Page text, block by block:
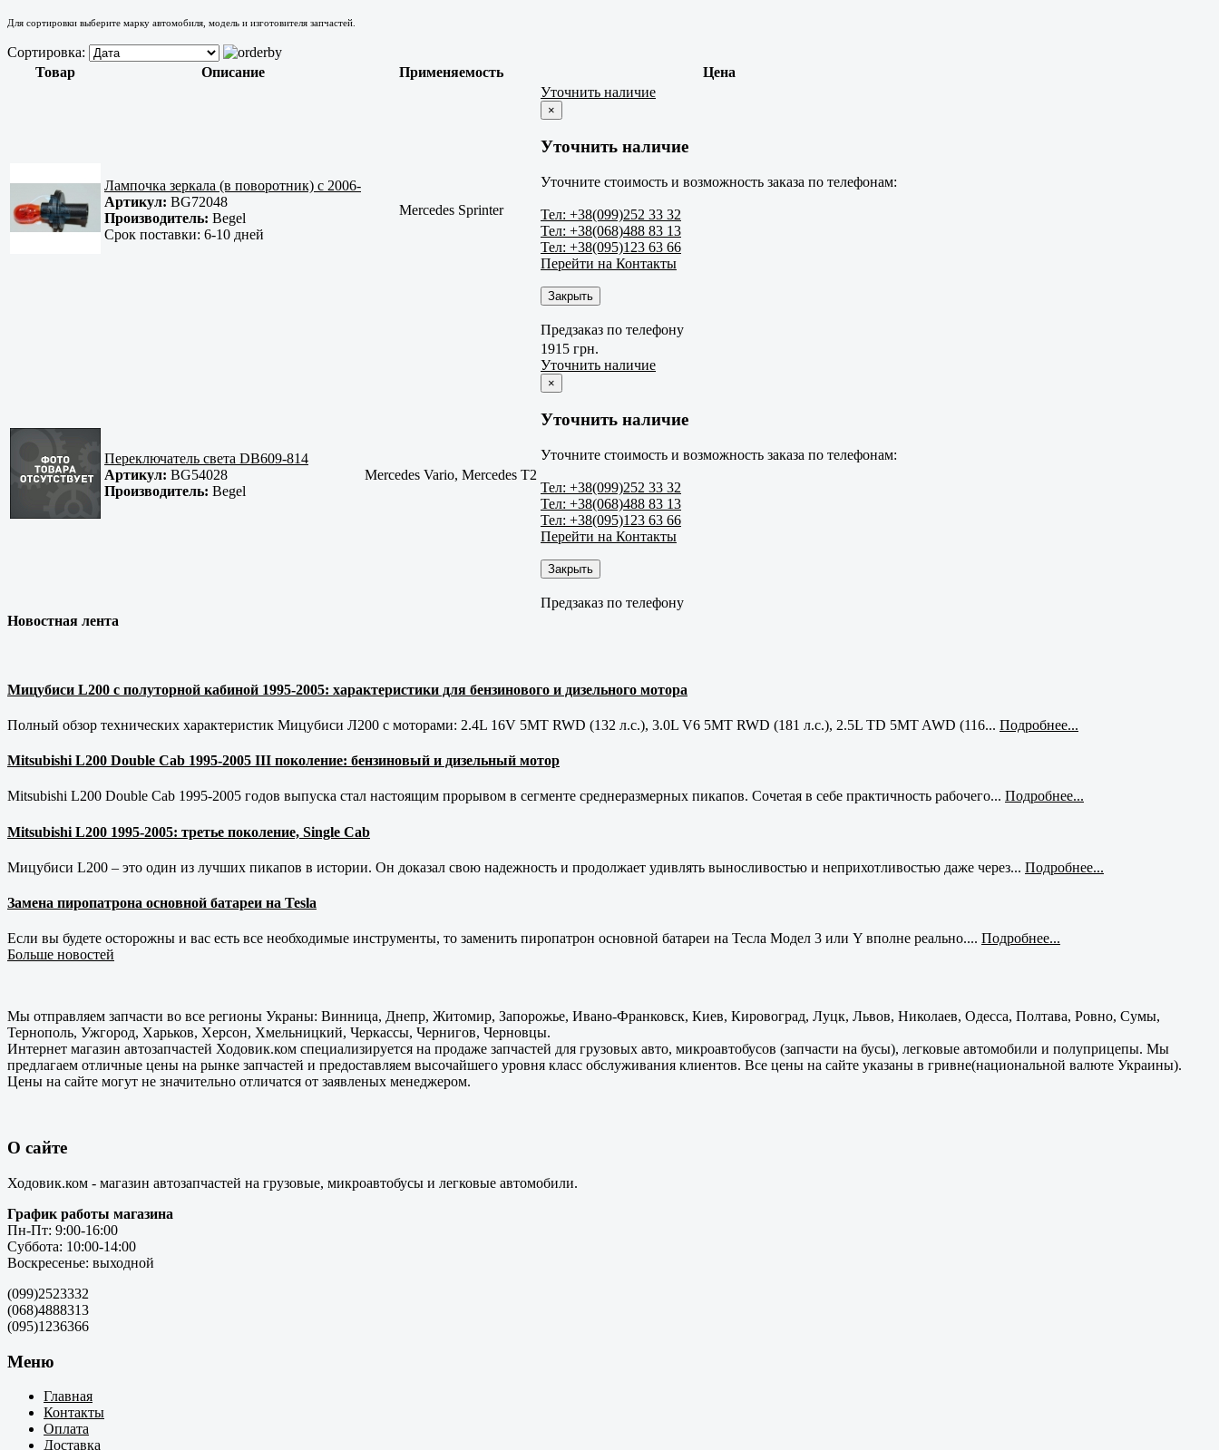
Для сортировки выберите марку автомобиля, модель и изготовителя запчастей.
Сортировка:
Товар
Описание Применяемость Цена
Лампочка зеркала (в поворотник) с 2006-
Артикул: BG72048
Производитель: Begel
Срок поставки: 6-10 дней
Mercedes Sprinter
Уточнить наличие
×
Уточнить наличие
Уточните стоимость и возможность заказа по телефонам:
Тел: +38(099)252 33 32
Тел: +38(068)488 83 13
Тел: +38(095)123 63 66
Перейти на Контакты
Закрыть
Предзаказ по телефону
Переключатель света DB609-814
Артикул: BG54028
Производитель: Begel
Mercedes Vario, Mercedes T2
1915 грн.
Уточнить наличие
×
Уточнить наличие
Уточните стоимость и возможность заказа по телефонам:
Тел: +38(099)252 33 32
Тел: +38(068)488 83 13
Тел: +38(095)123 63 66
Перейти на Контакты
Закрыть
Предзаказ по телефону
Новостная лента
Мицубиси L200 с полуторной кабиной 1995-2005: характеристики для бензинового и дизельного мотора
Полный обзор технических характеристик Мицубиси Л200 с моторами: 2.4L 16V 5MT RWD (132 л.с.), 3.0L V6 5MT RWD (181 л.с.), 2.5L TD 5MT AWD (116... Подробнее...
Mitsubishi L200 Double Cab 1995-2005 III поколение: бензиновый и дизельный мотор
Mitsubishi L200 Double Cab 1995-2005 годов выпуска стал настоящим прорывом в сегменте среднеразмерных пикапов. Сочетая в себе практичность рабочего... Подробнее...
Mitsubishi L200 1995-2005: третье поколение, Single Cab
Мицубиси L200 – это один из лучших пикапов в истории. Он доказал свою надежность и продолжает удивлять выносливостью и неприхотливостью даже через... Подробнее...
Замена пиропатрона основной батареи на Tesla
Если вы будете осторожны и вас есть все необходимые инструменты, то заменить пиропатрон основной батареи на Тесла Модел 3 или Y вполне реально.... Подробнее...
Больше новостей
Мы отправляем запчасти во все регионы Украны: Винница, Днепр, Житомир, Запорожье, Ивано-Франковск, Киев, Кировоград, Луцк, Львов, Николаев, Одесса, Полтава, Ровно, Сумы,
Тернополь, Ужгород, Харьков, Херсон, Хмельницкий, Черкассы, Чернигов, Черновцы.
Интернет магазин автозапчастей Ходовик.ком специализируется на продаже запчастей для грузовых авто, микроавтобусов (запчасти на бусы), легковые автомобили и полуприцепы. Мы
предлагаем отличные цены на рынке запчастей и предоставляем высочайшего уровня класс обслуживания клиентов. Все цены на сайте указаны в гривне(национальной валюте Украины).
Цены на сайте могут не значительно отличатся от заявленых менеджером.
О сайте
Ходовик.ком - магазин автозапчастей на грузовые, микроавтобусы и легковые автомобили.
График работы магазина
Пн-Пт: 9:00-16:00
Суббота: 10:00-14:00
Воскресенье: выходной
(099)2523332
(068)4888313
(095)1236366
Меню
Главная
Контакты
Оплата
Доставка